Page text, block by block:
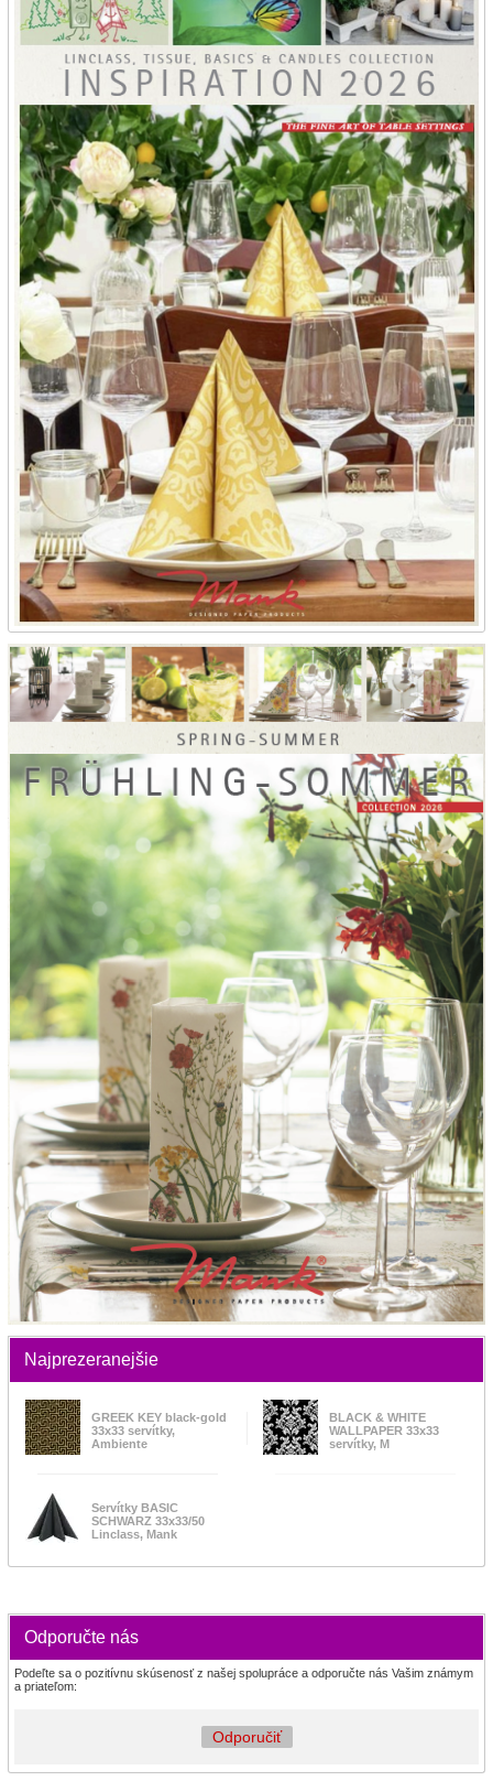
Najprezeranejšie
GREEK KEY black-gold
33x33 servítky,
Ambiente
BLACK & WHITE
WALLPAPER 33x33
servítky, M
Servítky BASIC
SCHWARZ 33x33/50
Linclass, Mank
Odporučte nás
Podeľte sa o pozitívnu skúsenosť z našej spolupráce a odporučte nás Vašim známym
a priateľom:
Odporučiť